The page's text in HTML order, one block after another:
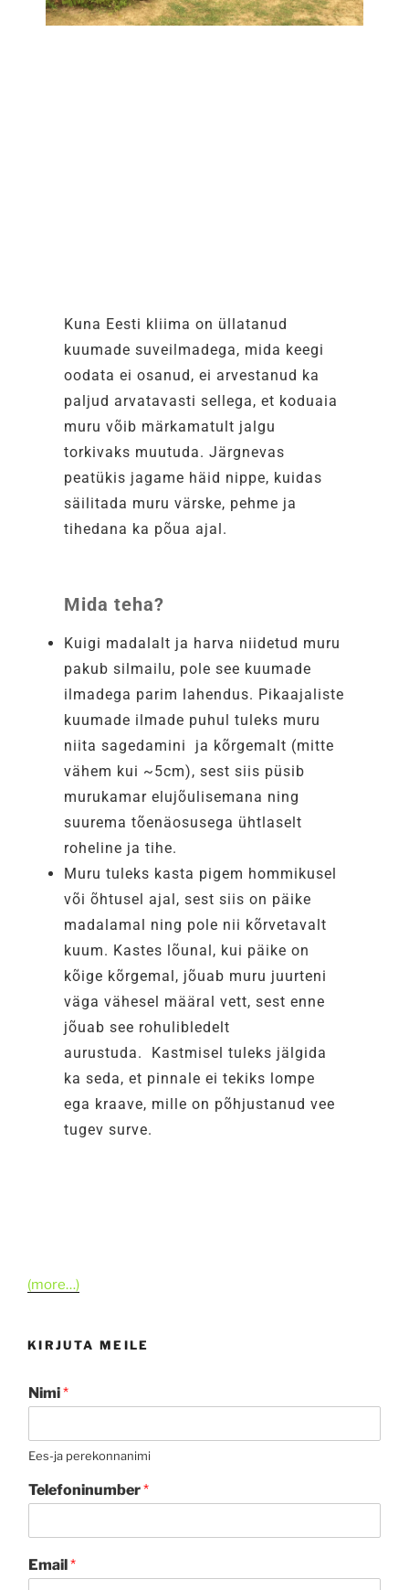
Kuna Eesti kliima on üllatanud
kuumade suveilmadega, mida keegi
oodata ei osanud, ei arvestanud ka
paljud arvatavasti sellega, et koduaia
muru võib märkamatult jalgu
torkivaks muutuda. Järgnevas
peatükis jagame häid nippe, kuidas
säilitada muru värske, pehme ja
tihedana ka põua ajal.
Mida teha?
Kuigi madalalt ja harva niidetud muru
pakub silmailu, pole see kuumade
ilmadega parim lahendus. Pikaajaliste
kuumade ilmade puhul tuleks muru
niita sagedamini ja kõrgemalt (mitte
vähem kui ~5cm), sest siis püsib
murukamar elujõulisemana ning
suurema tõenäosusega ühtlaselt
roheline ja tihe.
Muru tuleks kasta pigem hommikusel
või õhtusel ajal, sest siis on päike
madalamal ning pole nii kõrvetavalt
kuum. Kastes lõunal, kui päike on
kõige kõrgemal, jõuab muru juurteni
väga vähesel määral vett, sest enne
jõuab see rohulibledelt
aurustuda. Kastmisel tuleks jälgida
ka seda, et pinnale ei tekiks lompe
ega kraave, mille on põhjustanud vee
tugev surve.
(more…)
KIRJUTA MEILE
Nimi*
Ees-ja perekonnanimi
Telefoninumber*
Email*